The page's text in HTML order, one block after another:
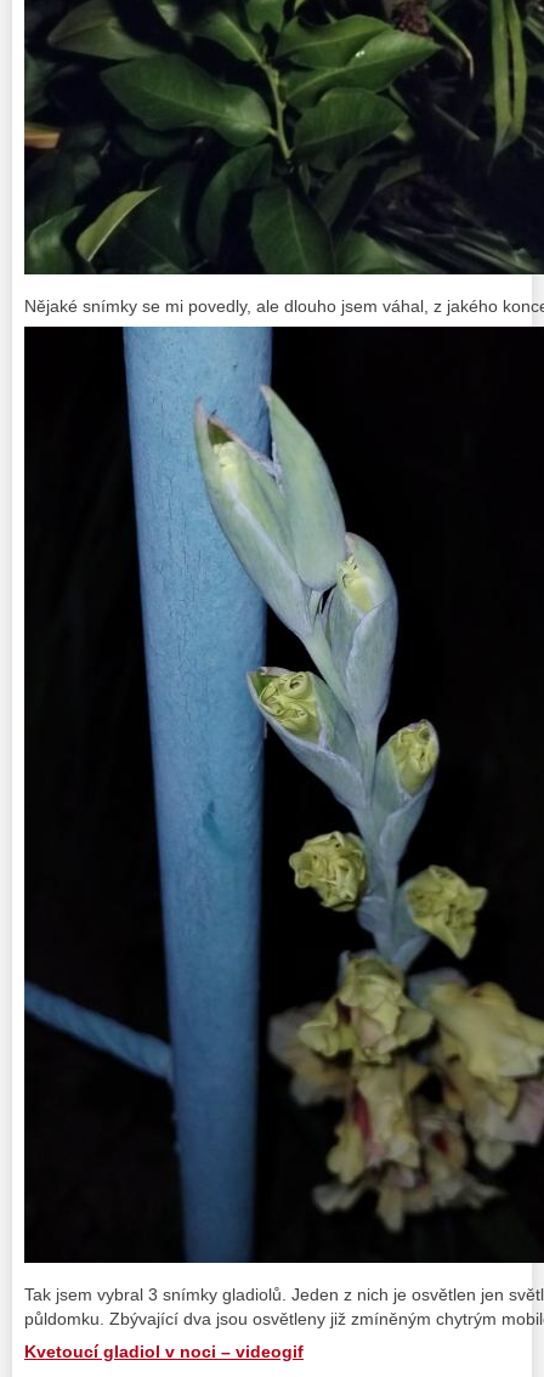
Nějaké snímky se mi povedly, ale dlouho jsem váhal, z jakého
Tak jsem vybral 3 snímky gladiolů. Jeden z nich je osvětlen jen
půldomku. Zbývající dva jsou osvětleny již zmíněným chytrým
Kvetoucí gladiol v noci – videogif